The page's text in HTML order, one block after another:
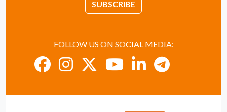
SUBSCRIBE
FOLLOW US ON SOCIAL MEDIA: